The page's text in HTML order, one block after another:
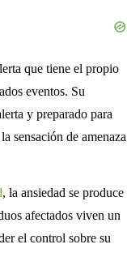
que tiene el propio
eventos. Su
y preparado para
sensación de amenaza
, la ansiedad se produce
afectados viven un
el control sobre su